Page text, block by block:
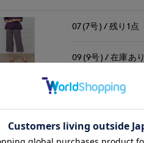
モデル身長:168cm 着用サイズ:09(M)
￥7,964 (税込)
07(7号) 残り1点
09(9号) 在庫あり